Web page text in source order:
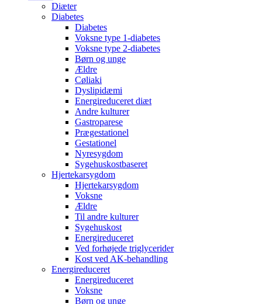
Diæter
Diabetes
Diabetes
Voksne type 1-diabetes
Voksne type 2-diabetes
Børn og unge
Ældre
Cøliaki
Dyslipidæmi
Energireduceret diæt
Andre kulturer
Gastroparese
Prægestationel
Gestationel
Nyresygdom
Sygehuskostbaseret
Hjertekarsygdom
Hjertekarsygdom
Voksne
Ældre
Til andre kulturer
Sygehuskost
Energireduceret
Ved forhøjede triglycerider
Kost ved AK-behandling
Energireduceret
Energireduceret
Voksne
Børn og unge